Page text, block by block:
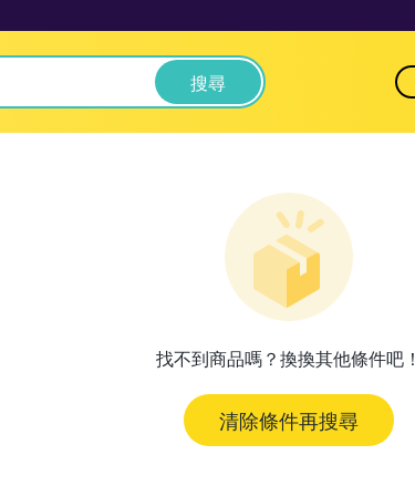
搜尋
找不到商品嗎？換換其他條件吧！
清除條件再搜尋